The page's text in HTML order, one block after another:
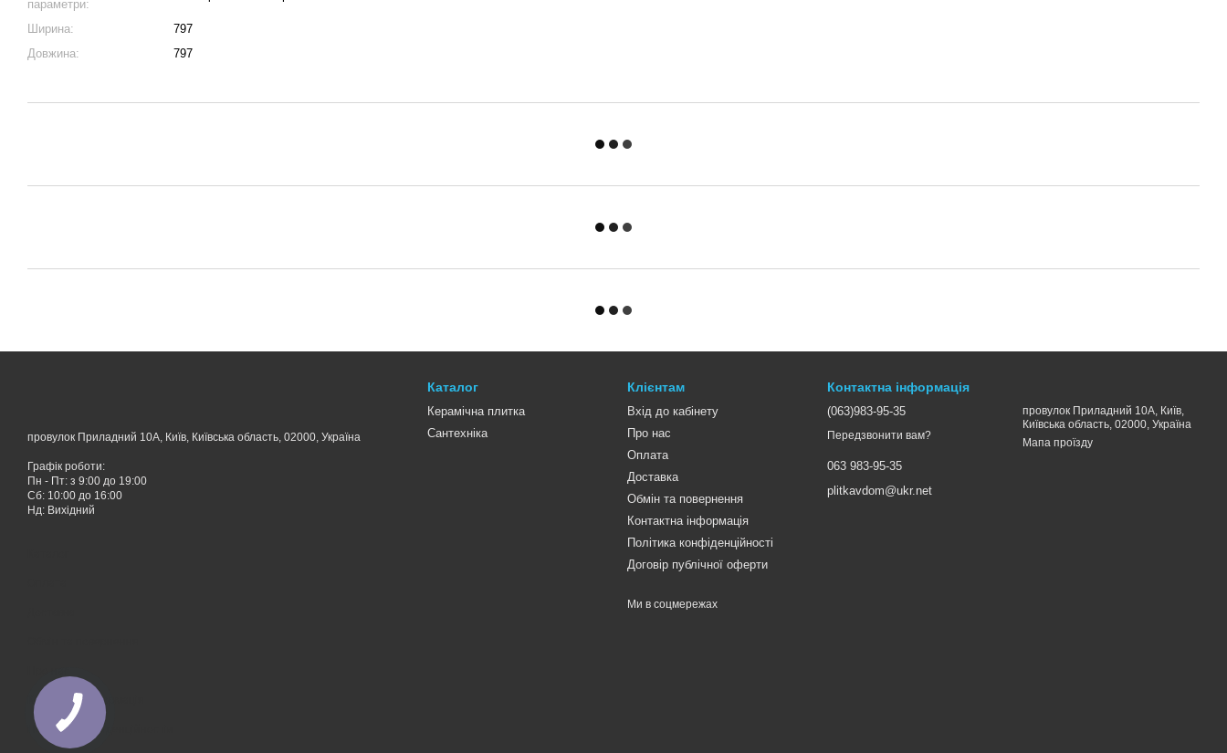
параметри:
Ширина:
797
Довжина:
797
провулок Приладний 10А, Київ, Київська область, 02000, Україна
Графік роботи:
Пн - Пт: з 9:00 до 19:00
Сб: 10:00 до 16:00
Нд: Вихідний
Контактна інформація
Політика конфіденційностіи
Каталог
Керамічна плитка
Сантехніка
Клієнтам
Вхід до кабінету
Про нас
Оплата
Доставка
Обмін та повернення
Контактна інформація
Політика конфіденційності
Договір публічної оферти
Ми в соцмережах
Контактна інформація
(063)983-95-35
Передзвонити вам?
063 983-95-35
plitkavdom@ukr.net
провулок Приладний 10А, Київ,
Київська область, 02000, Україна
Мапа проїзду